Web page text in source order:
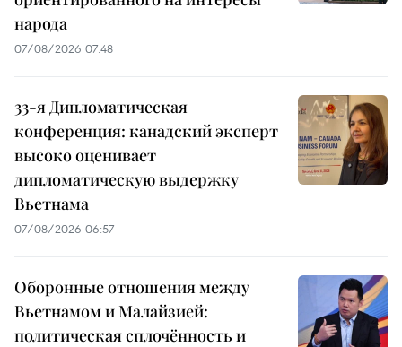
народа
07/08/2026 07:48
33-я Дипломатическая
конференция: канадский эксперт
высоко оценивает
дипломатическую выдержку
Вьетнама
07/08/2026 06:57
Оборонные отношения между
Вьетнамом и Малайзией:
политическая сплочённость и